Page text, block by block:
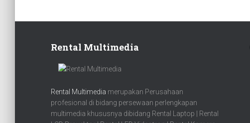
Rental Multimedia
Rental Multimedia merupakan Perusahaan
profesional di bidang persewaan perlengkapan
multimedia khususnya dibidang Rental Laptop | Rental